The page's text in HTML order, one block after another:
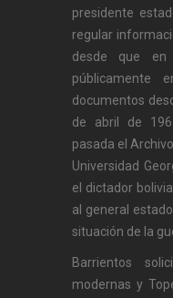
presidente
regular
desde que
públicamente
documentos
de abril de
pasada el
Universidad
el dictador
al general
situación de la
Barrientos
modernas y